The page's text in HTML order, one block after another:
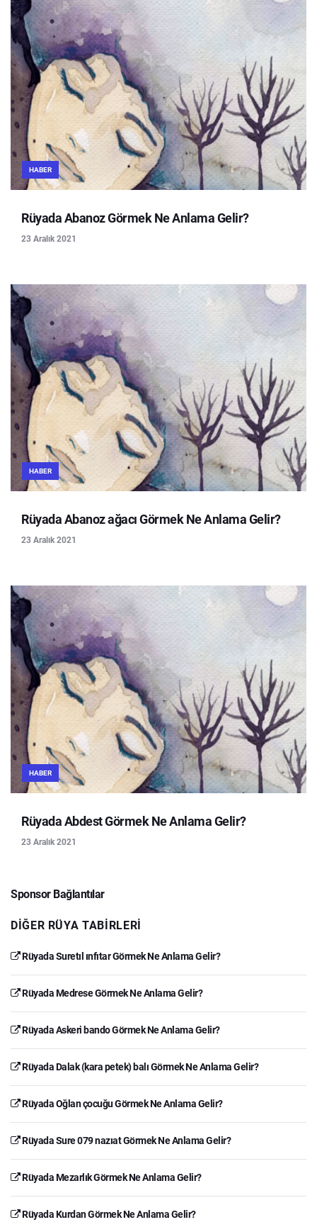
HABER
Rüyada Abanoz Görmek Ne Anlama Gelir?
23 Aralık 2021
HABER
Rüyada Abanoz ağacı Görmek Ne Anlama Gelir?
23 Aralık 2021
HABER
Rüyada Abdest Görmek Ne Anlama Gelir?
23 Aralık 2021
Sponsor Bağlantılar
DIĞER RÜYA TABIRLERI
Rüyada Suretıl ınfıtar Görmek Ne Anlama Gelir?
Rüyada Medrese Görmek Ne Anlama Gelir?
Rüyada Askeri bando Görmek Ne Anlama Gelir?
Rüyada Dalak (kara petek) balı Görmek Ne Anlama Gelir?
Rüyada Oğlan çocuğu Görmek Ne Anlama Gelir?
Rüyada Sure 079 nazıat Görmek Ne Anlama Gelir?
Rüyada Mezarlık Görmek Ne Anlama Gelir?
Rüyada Kurdan Görmek Ne Anlama Gelir?